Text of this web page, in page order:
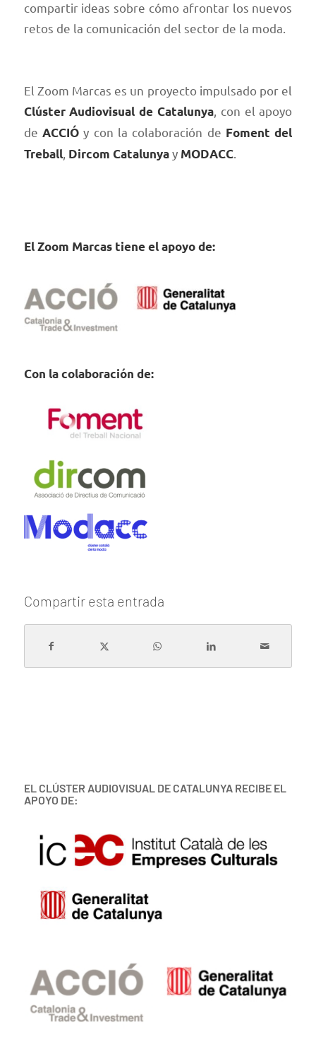
compartir ideas sobre cómo afrontar los nuevos
retos de la comunicación del sector de la moda.
El Zoom Marcas es un proyecto impulsado por el
Clúster Audiovisual de Catalunya , con el apoyo
de ACCIÓy con la colaboración de Foment del
Treball, Dircom Catalunyay MODACC.
El Zoom Marcas tiene el apoyo de:
Con la colaboración de:
Compartir esta entrada
EL CLÚSTER AUDIOVISUAL DE CATALUNYA RECIBE EL
APOYO DE: